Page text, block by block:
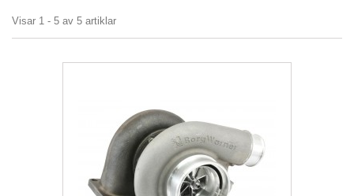
Visar 1 - 5 av 5 artiklar